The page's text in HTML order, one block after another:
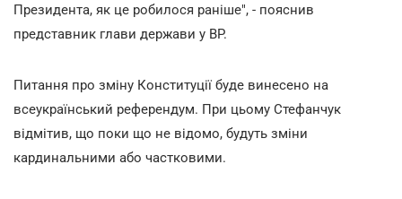
Президента, як це робилося раніше", - пояснив
представник глави держави у ВР.
Питання про зміну Конституції буде винесено на
всеукраїнський референдум. При цьому Стефанчук
відмітив, що поки що не відомо, будуть зміни
кардинальними або частковими.